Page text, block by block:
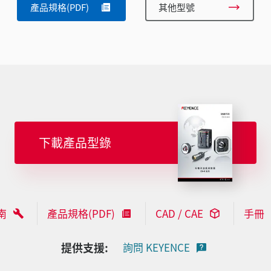
產品規格(PDF) 其他型號
下載產品型錄
產品規格(PDF) CAD / CAE 手冊
提供支援: 詢問 KEYENCE